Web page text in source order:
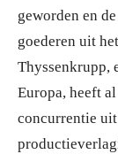
geworden en
goederen uit
Thyssenkrupp,
Europa, heeft
concurrentie